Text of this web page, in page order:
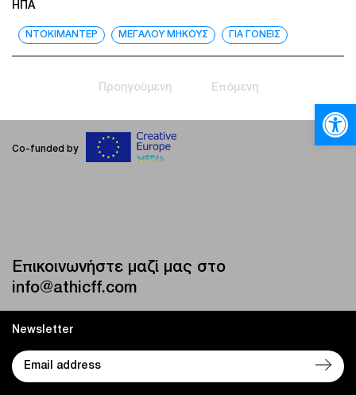
ΗΠΑ
ΝΤΟΚΙΜΑΝΤΕΡ ΜΕΓΑΛΟΥ ΜΗΚΟΥΣ ΓΙΑ ΓΟΝΕΙΣ
Προηγούμενη Επόμενη
Co-funded by
Επικοινωνήστε μαζί μας στο
info@athicff.com
Newsletter